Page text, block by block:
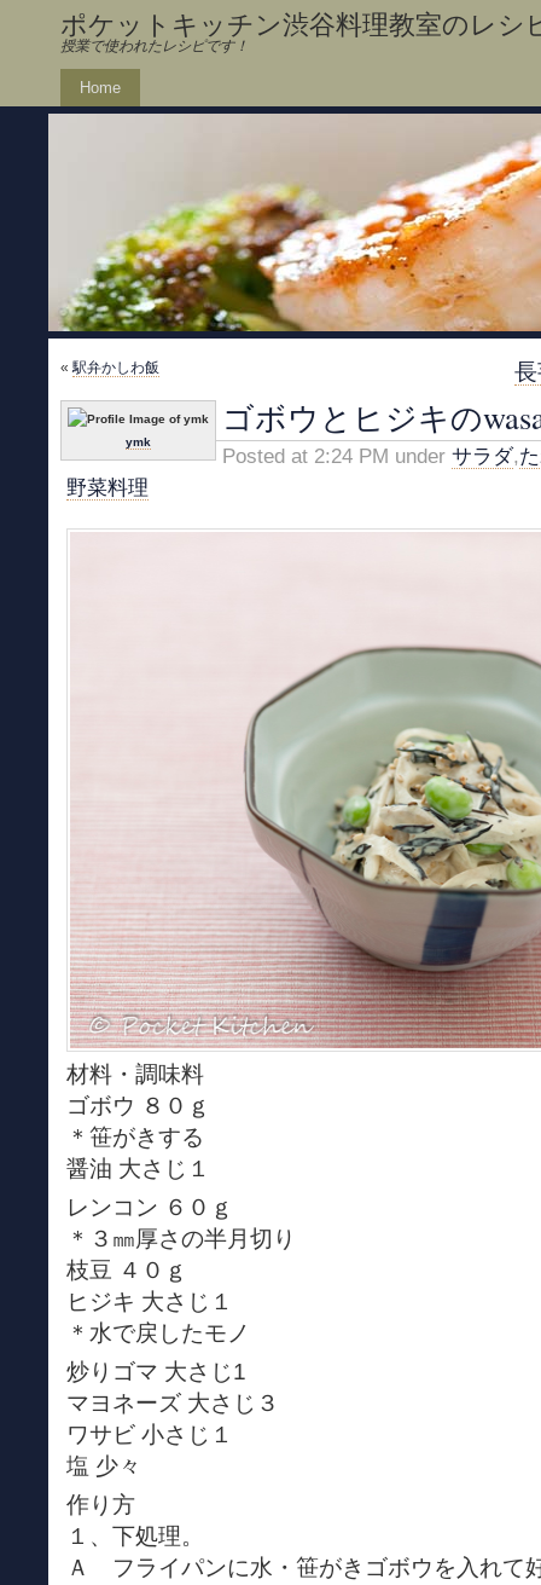
ポケットキッチン渋谷料理教室のレシ
授業で使われたレシピです！
Home
«駅弁かしわ飯
ymk
ゴボウとヒジキの
Posted at 2:24 PM under サラダ,
野菜料理
材料・調味料
ゴボウ ８０ｇ
＊笹がきする
醤油 大さじ１
レンコン ６０ｇ
＊３㎜厚さの半月切り
枝豆 ４０ｇ
ヒジキ 大さじ１
＊水で戻したモノ
炒りゴマ 大さじ1
マヨネーズ 大さじ３
ワサビ 小さじ１
塩 少々
作り方
１、下処理。
Ａ フライパンに水・笹がきゴボウを入れて